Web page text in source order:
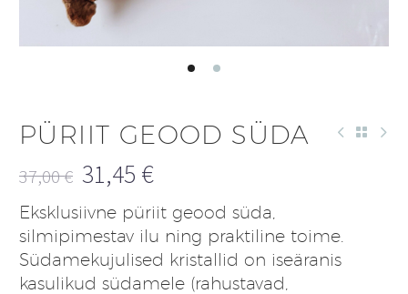
PÜRIIT GEOOD SÜDA
37,00€
Algne
hind
oli:
37,00 €.
31,45 €
Praegune
hind
on:
31,45 €.
Eksklusiivne püriit geood süda,
silmipimestav ilu ning praktiline toime.
Südamekujulised kristallid on iseäranis
kasulikud südamele (rahustavad,